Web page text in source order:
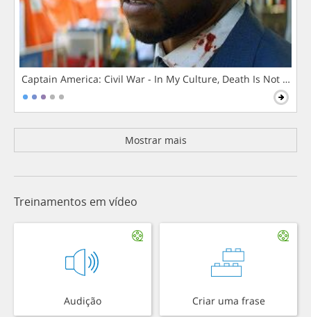
Captain America: Civil War - In My Culture, Death Is Not The
Mostrar mais
Treinamentos em vídeo
Audição Criar uma frase